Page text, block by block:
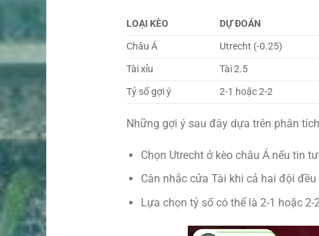
LOẠI KÈO DỰ ĐOÁN
Châu Á
Utrecht (-0.25)
Tài xỉu
Tài 2.5
Tỷ số gợi ý
2-1 hoặc 2-2
Những gợi ý sau đây dựa trên phân
Chọn Utrecht ở kèo châu Á nếu tin
Cân nhắc cửa Tài khi cả hai đội
Lựa chọn tỷ số có thể là 2-1 hoặc